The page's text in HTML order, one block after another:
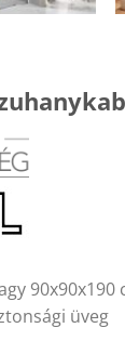
90x90x190
üveg